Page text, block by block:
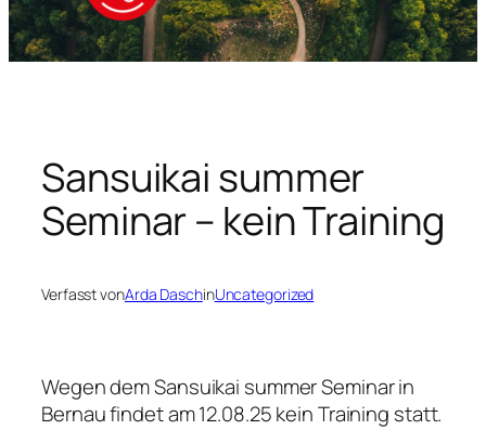
Sansuikai summer
Seminar – kein Training
Verfasst vonArda DaschinUncategorized
Wegen dem Sansuikai summer Seminar in
Bernau findet am 12.08.25 kein Training statt.